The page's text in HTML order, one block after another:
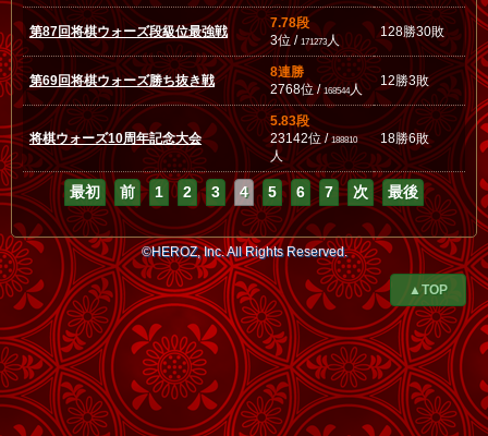
第87回将棋ウォーズ段級位最強戦
7.78段
3位 / 171273人
128勝30敗
第69回将棋ウォーズ勝ち抜き戦
8連勝
2768位 / 168544人
12勝3敗
将棋ウォーズ10周年記念大会
5.83段
23142位 /188810
人
18勝6敗
最初 前 1 2 3 4 5 6 7 次 最後
©HEROZ, Inc. All Rights Reserved.
▲TOP